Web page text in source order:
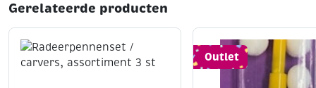
Gerelateerde producten
Outlet